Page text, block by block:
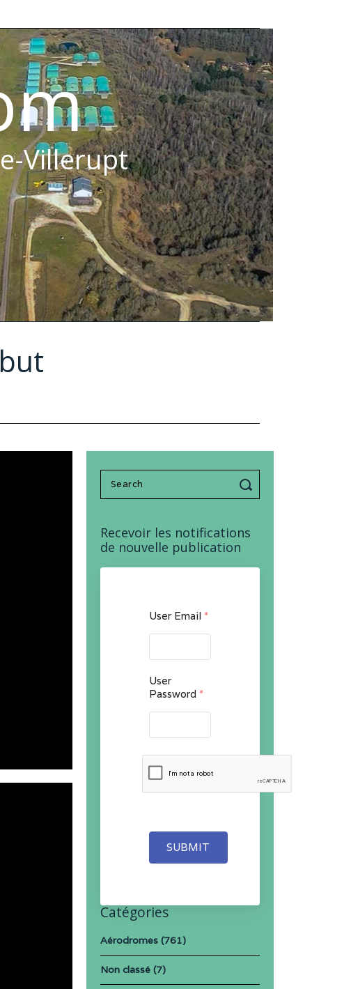
Villerupt
Search
for:
Recevoir les notifications
de nouvelle publication
User Email *
User
Password *
SUBMIT
Catégories
Aérodromes(761)
Non classé(7)